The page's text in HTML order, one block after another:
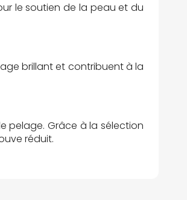
le soutien de la peau et du
brillant et contribuent à la
pelage. Grâce à la sélection
réduit.